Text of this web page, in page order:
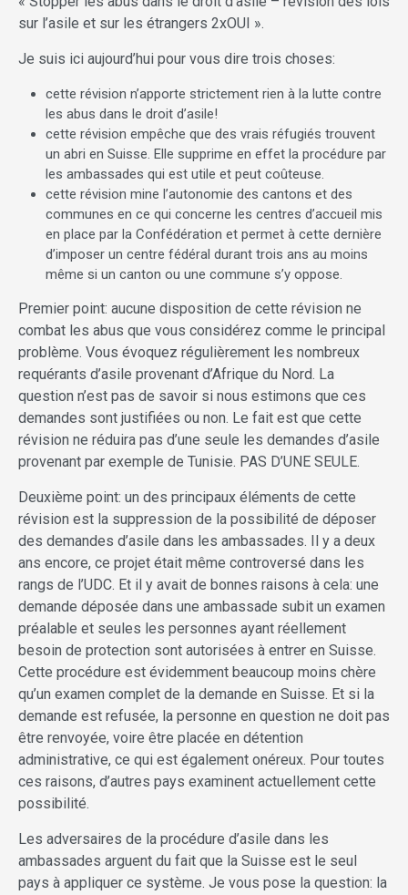
sur l’asile et sur les étrangers 2xOUI ».
Je suis ici aujourd’hui pour vous dire trois choses:
cette révision n’apporte strictement rien à la lutte contre
les abus dans le droit d’asile!
cette révision empêche que des vrais réfugiés trouvent
un abri en Suisse. Elle supprime en effet la procédure par
les ambassades qui est utile et peut coûteuse.
cette révision mine l’autonomie des cantons et des
communes en ce qui concerne les centres d’accueil mis
en place par la Confédération et permet à cette dernière
d’imposer un centre fédéral durant trois ans au moins
même si un canton ou une commune s’y oppose.
Premier point: aucune disposition de cette révision ne
combat les abus que vous considérez comme le principal
problème. Vous évoquez régulièrement les nombreux
requérants d’asile provenant d’Afrique du Nord. La
question n’est pas de savoir si nous estimons que ces
demandes sont justifiées ou non. Le fait est que cette
révision ne réduira pas d’une seule les demandes d’asile
provenant par exemple de Tunisie. PAS D’UNE SEULE.
Deuxième point: un des principaux éléments de cette
révision est la suppression de la possibilité de déposer
des demandes d’asile dans les ambassades. Il y a deux
ans encore, ce projet était même controversé dans les
rangs de l’UDC. Et il y avait de bonnes raisons à cela: une
demande déposée dans une ambassade subit un examen
préalable et seules les personnes ayant réellement
besoin de protection sont autorisées à entrer en Suisse.
Cette procédure est évidemment beaucoup moins chère
qu’un examen complet de la demande en Suisse. Et si la
demande est refusée, la personne en question ne doit pas
être renvoyée, voire être placée en détention
administrative, ce qui est également onéreux. Pour toutes
ces raisons, d’autres pays examinent actuellement cette
possibilité.
Les adversaires de la procédure d’asile dans les
ambassades arguent du fait que la Suisse est le seul
pays à appliquer ce système. Je vous pose la question: la